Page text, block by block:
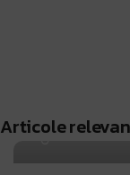
Articole